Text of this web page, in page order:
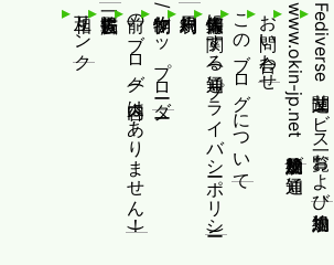
Fediverse関連サービス一覧および追加規約
www.okin-jp.net 追加規約及び通知
お問い合わせ
このブログについて
個人情報等に関する通知(プライバシーポリシー)
制作物/アップローダー
前のブログ(内容はありません！)
相互リンク